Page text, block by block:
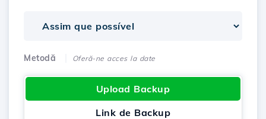
Metodă Oferă-ne acces la date
Upload Backup
Link de Backup